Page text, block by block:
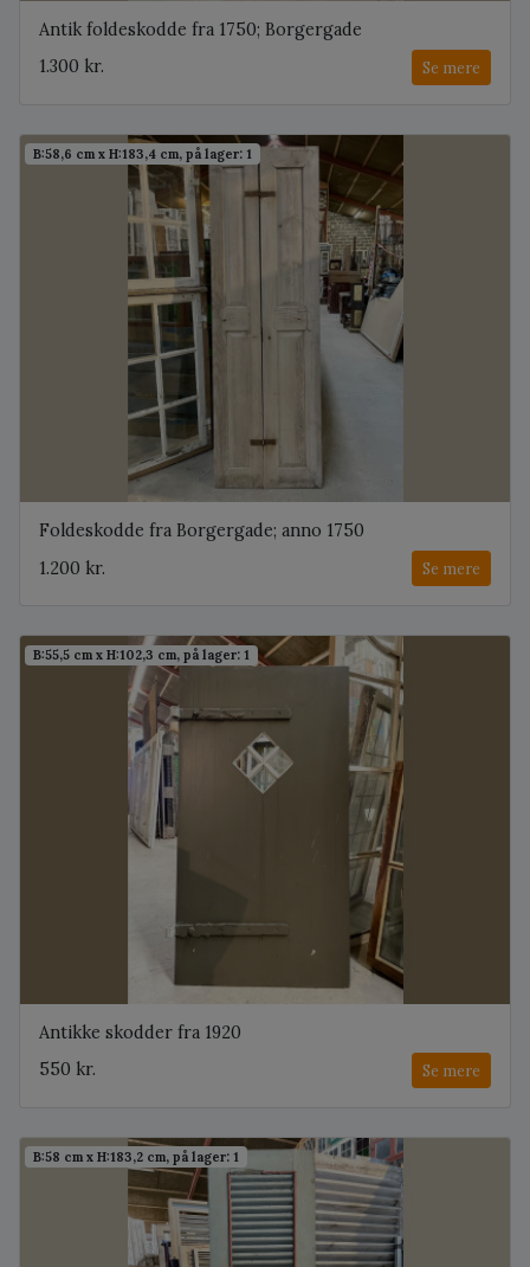
Antik foldeskodde fra 1750; Borgergade
1.300 kr.
Se mere
B:58,6 cm x H:183,4 cm, på lager: 1
Foldeskodde fra Borgergade; anno 1750
1.200 kr.
Se mere
B:55,5 cm x H:102,3 cm, på lager: 1
Antikke skodder fra 1920
550 kr.
Se mere
B:58 cm x H:183,2 cm, på lager: 1